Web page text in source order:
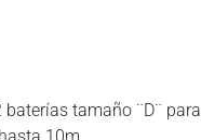
tamaño ¨D¨ para